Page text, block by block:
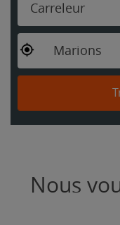
Carreleur
Marions
Nous